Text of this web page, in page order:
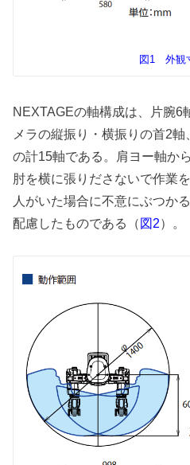
図1 外観
NEXTAGEの軸構成は、片腕6
メラの縦振り・横振りの首2
の計15軸である。肩ヨー軸か
肘を横に張りださないで作業
人がいた場合に不意にぶつか
配慮したものである（ 図2）